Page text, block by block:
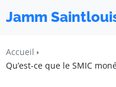
Jamm
Accueil
Qu’est-ce que le SMIC